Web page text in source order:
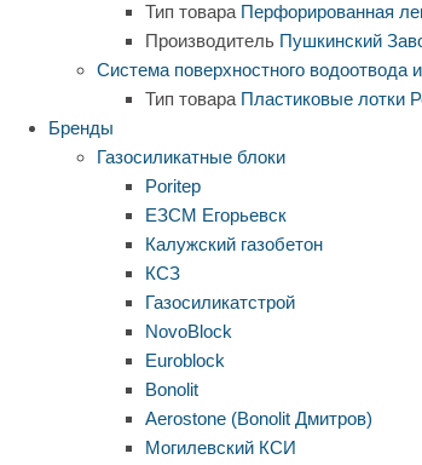
Тип товара Перфорированная
Производитель Пушкинский
Система поверхностного водоотвода
Тип товара Пластиковые лотки
Бренды
Газосиликатные блоки
Poritep
ЕЗСМ Егорьевск
Калужский газобетон
КСЗ
Газосиликатстрой
NovoBlock
Euroblock
Bonolit
Aerostone (Bonolit Дмитров)
Могилевский КСИ